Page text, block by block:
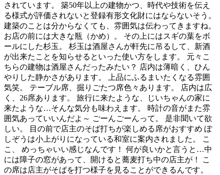
されています。 築50年以上の建物かつ、時代や技術を伝え
る様式が評価されないと登録有形文化財にはならないそう。
建築のことは分からなくても、雰囲気は伝わってきますね。
お店の前には大きな瓶（かめ）。 その上にはスギの葉をボ
ールにした杉玉。 杉玉は酒屋さんが軒先に吊るして、新酒
が出来たことを知らせるといった使い方をします。 元々こ
ちらの建物は酒屋さんだったみたい？ 店内は薄暗く、ひん
やりした静かさがあります。 上品にふるまいたくなる雰囲
気笑。 テーブル席、掘りごたつ席色々あります。 店内は広
く、26席あります。 旅行に来たような、じいちゃんの家に
来たような…そんな気分も味わえます。 時計の音がまた雰
囲気あっていいんだよ～ ごーんごーんって。 是非聞いて欲
しい。 目の前で店主のそば打ちが楽しめる席がおすすめ ぽ
しぞうは小上がりになっている和室に案内されました。 こ
こ、 めっちゃいい感じなんです！ 何が良いかと言うと…中
には障子の窓があって、開けると蕎麦打ち中の店主が！ こ
の席は店主がそばを打つ様子を見ることができるんです。